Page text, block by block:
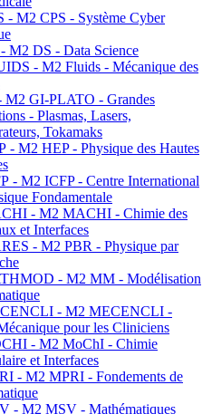
- M2 CPS - Système Cyber
M2 DS - Data Science
- M2 Fluids - Mécanique des
M2 GI-PLATO - Grandes
- Plasmas, Lasers,
Tokamaks
- M2 HEP - Physique des Hautes
- M2 ICFP - Centre International
Fondamentale
- M2 MACHI - Chimie des
et Interfaces
- M2 PBR - Physique par
- M2 MM - Modélisation
- M2 MECENCLI -
pour les Cliniciens
- M2 MoChI - Chimie
et Interfaces
- M2 MPRI - Fondements de
- M2 MSV - Mathématiques